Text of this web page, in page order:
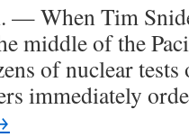
— When Tim
middle of the
of nuclear
immediately